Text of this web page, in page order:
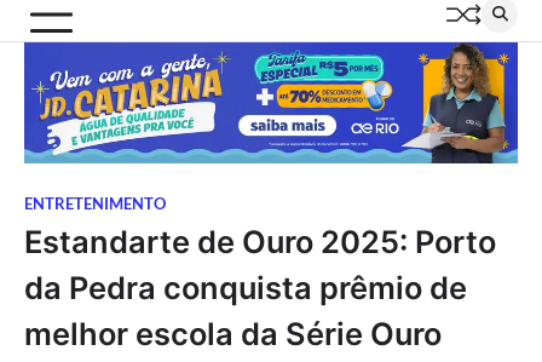
ENTRETENIMENTO
Estandarte de Ouro 2025: Porto
da Pedra conquista prêmio de
melhor escola da Série Ouro